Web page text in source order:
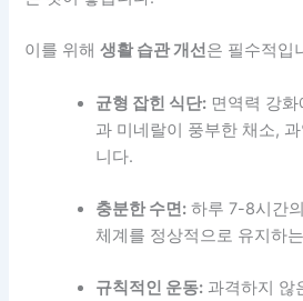
이를 위해생활 습관 개선은 필수적입
균형 잡힌 식단: 면역력 강
과 미네랄이 풍부한 채소,
니다.
충분한 수면: 하루 7-8시간
체계를 정상적으로 유지하
규칙적인 운동: 과격하지 않